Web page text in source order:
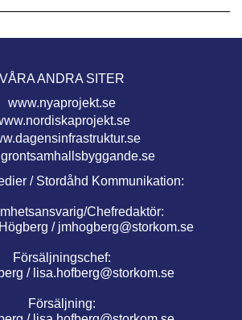
VÅRA ANDRA SITER
www.nyaprojekt.se
/ Stordåhd Kommunikation:
Chefredaktör:
/ jmhogberg@storkom.se
Försäljningschef:
/ lisa.hofberg@storkom.se
Försäljning: